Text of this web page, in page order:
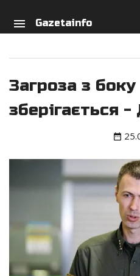
menu Gazetainfo
Загроза з боку
зберігається